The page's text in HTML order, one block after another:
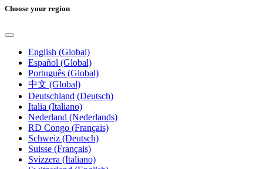
Choose your region
English (Global)
Español (Global)
Português (Global)
中文 (Global)
Deutschland (Deutsch)
Italia (Italiano)
Nederland (Nederlands)
RD Congo (Français)
Schweiz (Deutsch)
Suisse (Français)
Svizzera (Italiano)